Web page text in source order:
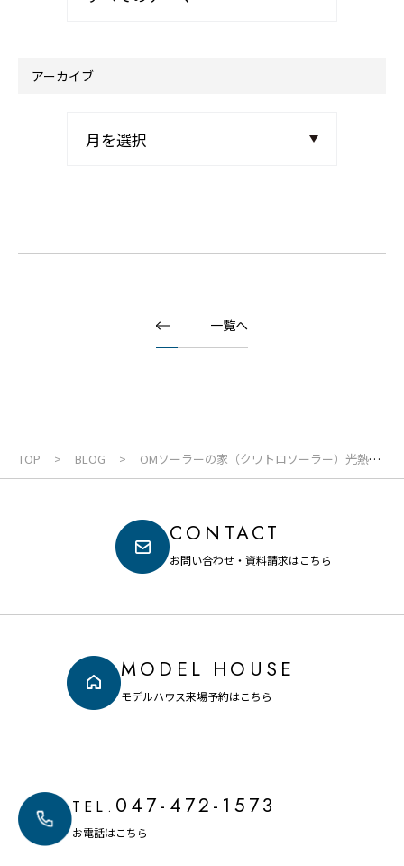
アーカイブ
一覧へ
TOP BLOG
OMソーラーの家（クワトロソーラー）光熱
費 2013年7月～2014年5月
CONTACT
お問い合わせ・資料請求はこちら
MODEL HOUSE
モデルハウス来場予約はこちら
TEL. 047-472-1573
お電話はこちら